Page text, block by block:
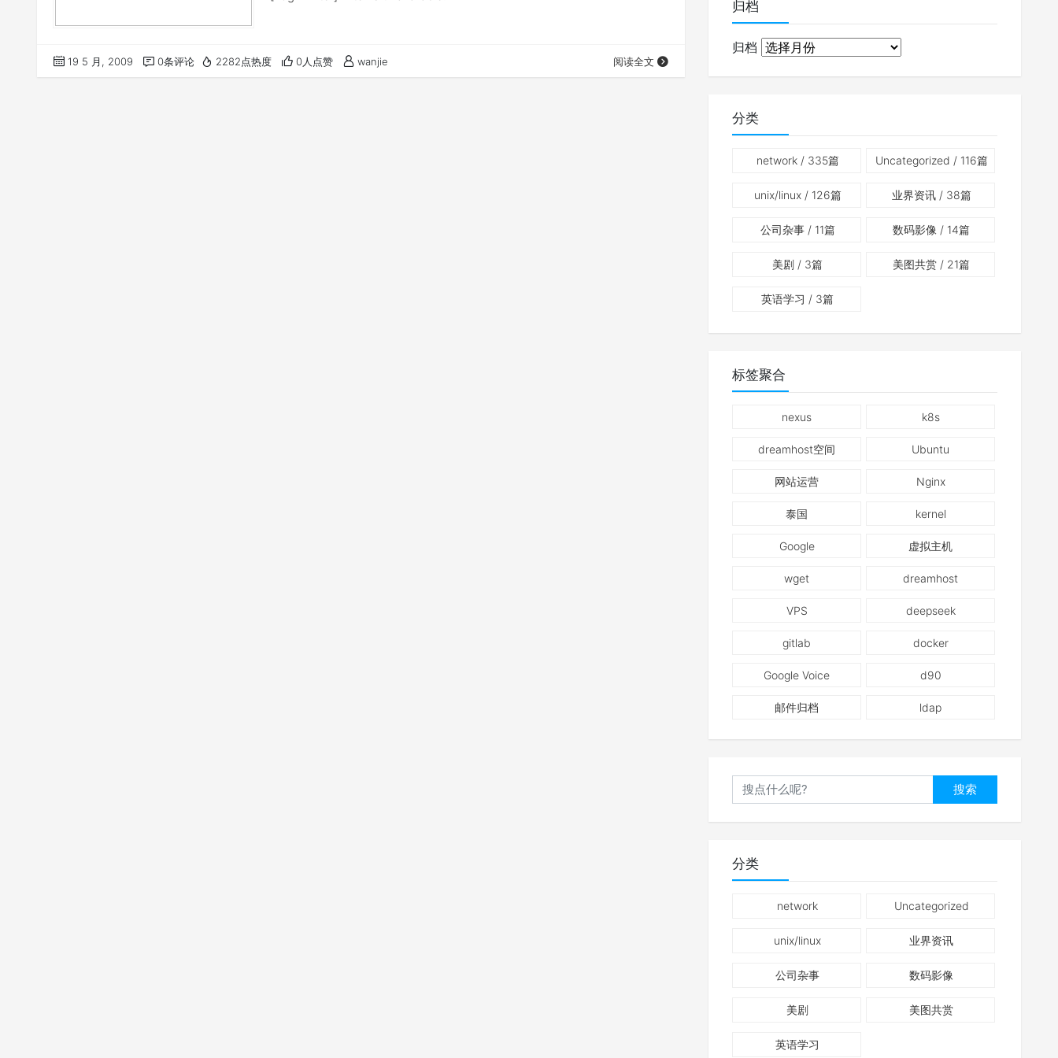
19 5 月, 2009 0条评论 2282点热度 0人点赞 wanjie 阅读全文
归档
归档
分类
network/ 335篇 Uncategorized / 116篇
unix/linux/ 126篇 业界资讯/ 38篇
公司杂事/ 11篇 数码影像 / 14篇
美剧 / 3篇 美图共赏 / 21篇
英语学习 / 3篇
标签聚合
nexus k8s
dreamhost空间 Ubuntu
网站运营 Nginx
泰国 kernel
Google 虚拟主机
wget dreamhost
VPS deepseek
gitlab docker
Google Voice d90
邮件归档 ldap
搜索
分类
network Uncategorized
unix/linux 业界资讯
公司杂事 数码影像
美剧 美图共赏
英语学习